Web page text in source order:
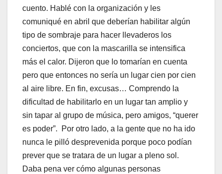
cuento. Hablé con la organización y les
comuniqué en abril que deberían habilitar algún
tipo de sombraje para hacer llevaderos los
conciertos, que con la mascarilla se intensifica
más el calor. Dijeron que lo tomarían en cuenta
pero que entonces no sería un lugar cien por cien
al aire libre. En fin, excusas… Comprendo la
dificultad de habilitarlo en un lugar tan amplio y
sin tapar al grupo de música, pero amigos, “querer
es poder”. Por otro lado, a la gente que no ha ido
nunca le pilló desprevenida porque poco podían
prever que se tratara de un lugar a pleno sol.
Daba pena ver cómo algunas personas